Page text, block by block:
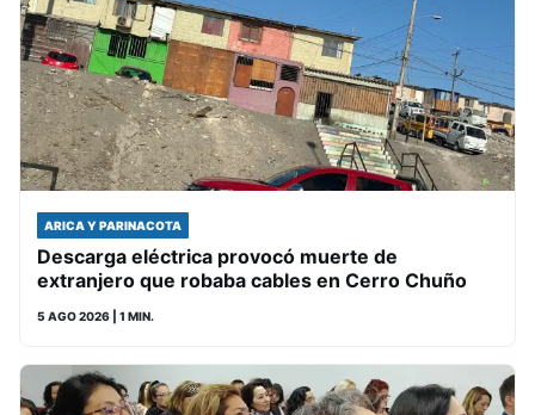
ARICA Y PARINACOTA
Descarga eléctrica provocó muerte de
extranjero que robaba cables en Cerro Chuño
5 AGO 2026 | 1 MIN.